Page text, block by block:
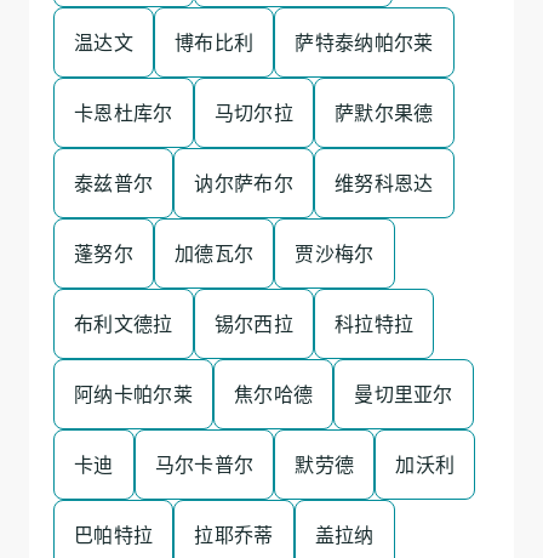
温达文 博布比利 萨特泰纳帕尔莱
卡恩杜库尔 马切尔拉 萨默尔果德
泰兹普尔 讷尔萨布尔 维努科恩达
蓬努尔 加德瓦尔 贾沙梅尔
布利文德拉 锡尔西拉 科拉特拉
阿纳卡帕尔莱 焦尔哈德 曼切里亚尔
卡迪 马尔卡普尔 默劳德 加沃利
巴帕特拉 拉耶乔蒂 盖拉纳